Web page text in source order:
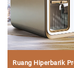
Ruang Hiperbarik